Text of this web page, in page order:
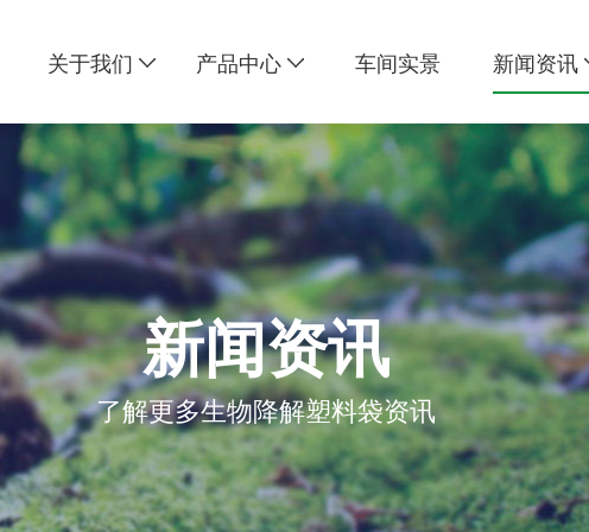
关于我们 产品中心 车间实景 新闻资讯
新闻资讯
了解更多生物降解塑料袋资讯